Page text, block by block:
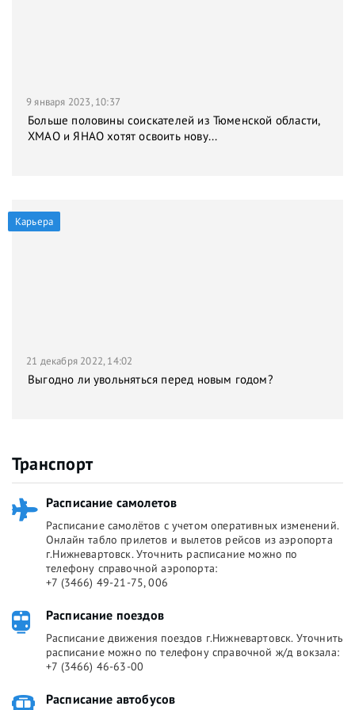
9 января 2023, 10:37
Больше половины соискателей из Тюменской области,
ХМАО и ЯНАО хотят освоить нову...
Карьера
21 декабря 2022, 14:02
Выгодно ли увольняться перед новым годом?
Транспорт
Расписание самолетов
Расписание самолётов с учетом оперативных изменений.
Онлайн табло прилетов и вылетов рейсов из аэропорта
г.Нижневартовск. Уточнить расписание можно по
телефону справочной аэропорта:
+7 (3466) 49-21-75, 006
Расписание поездов
Расписание движения поездов г.Нижневартовск. Уточнить
расписание можно по телефону справочной ж/д вокзала:
+7 (3466) 46-63-00
Расписание автобусов